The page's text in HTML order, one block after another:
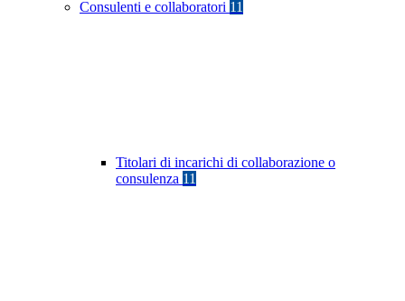
Consulenti e collaboratori 11
Titolari di incarichi di collaborazione o
consulenza 11